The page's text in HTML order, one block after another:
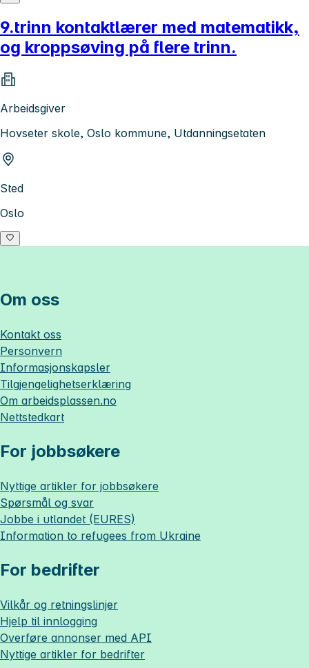
9.trinn kontaktlærer med matematikk,
og kroppsøving på flere trinn.
Arbeidsgiver
Hovseter skole, Oslo kommune, Utdanningsetaten
Sted
Oslo
Om oss
Kontakt oss
Personvern
Informasjonskapsler
Tilgjengelighetserklæring
Om arbeidsplassen.no
Nettstedkart
For jobbsøkere
Nyttige artikler for jobbsøkere
Spørsmål og svar
Jobbe i utlandet (EURES)
Information to refugees from Ukraine
For bedrifter
Vilkår og retningslinjer
Hjelp til innlogging
Overføre annonser med API
Nyttige artikler for bedrifter